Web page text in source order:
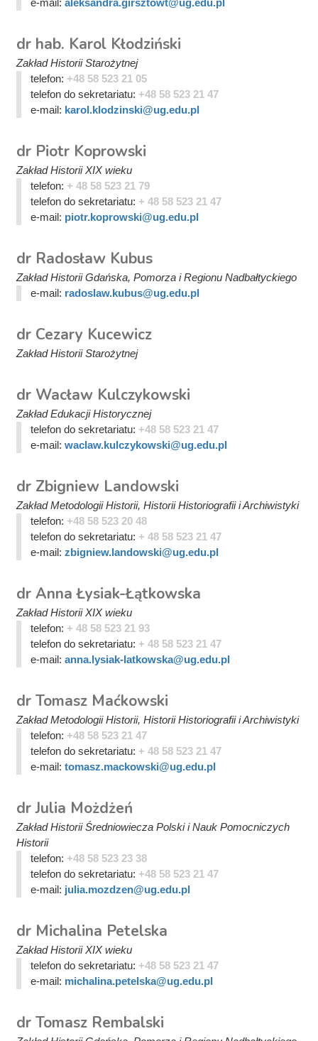
dr hab. Karol Kłodziński
Zakład Historii Starożytnej
telefon: +48 58 523 21 05
telefon do sekretariatu: +48 58 523 21 47
e-mail: karol.klodzinski@ug.edu.pl
dr Piotr Koprowski
Zakład Historii XIX wieku
telefon: + 48 58 523 21 79
telefon do sekretariatu: + 48 58 523 21 47
e-mail: piotr.koprowski@ug.edu.pl
dr Radosław Kubus
Zakład Historii Gdańska, Pomorza i Regionu Nadbałtyckiego
e-mail: radoslaw.kubus@ug.edu.pl
dr Cezary Kucewicz
Zakład Historii Starożytnej
dr Wacław Kulczykowski
Zakład Edukacji Historycznej
telefon do sekretariatu: +48 58 523 21 47
e-mail: waclaw.kulczykowski@ug.edu.pl
dr Zbigniew Landowski
Zakład Metodologii Historii, Historii Historiografii i Archiwistyki
telefon: +48 58 523 20 48
telefon do sekretariatu: + 48 58 523 21 47
e-mail: zbigniew.landowski@ug.edu.pl
dr Anna Łysiak-Łątkowska
Zakład Historii XIX wieku
telefon: + 48 58 523 21 93
telefon do sekretariatu: + 48 58 523 21 47
e-mail: anna.lysiak-latkowska@ug.edu.pl
dr Tomasz Maćkowski
Zakład Metodologii Historii, Historii Historiografii i Archiwistyki
telefon: +48 58 523 21 47
telefon do sekretariatu: + 48 58 523 21 47
e-mail: tomasz.mackowski@ug.edu.pl
dr Julia Możdżeń
Zakład Historii Średniowiecza Polski i Nauk Pomocniczych
Historii
telefon: +48 58 523 23 38
telefon do sekretariatu: +48 58 523 21 47
e-mail: julia.mozdzen@ug.edu.pl
dr Michalina Petelska
Zakład Historii XIX wieku
telefon do sekretariatu: +48 58 523 21 47
e-mail: michalina.petelska@ug.edu.pl
dr Tomasz Rembalski